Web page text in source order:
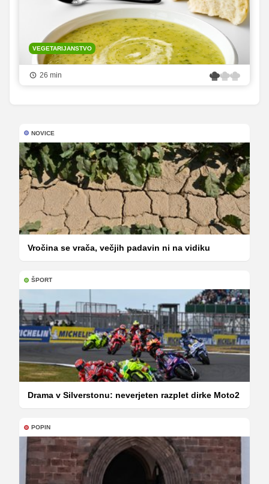
VEGETARIJANSTVO
26 min
NOVICE
Vročina se vrača, večjih padavin ni na vidiku
ŠPORT
Drama v Silverstonu: neverjeten razplet dirke Moto2
POPIN